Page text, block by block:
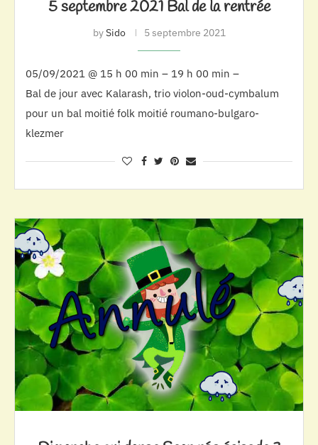
5 septembre 2021 Bal de la rentrée
bySido 5 septembre 2021
05/09/2021 @ 15 h 00 min – 19 h 00 min –
Bal de jour avec Kalarash, trio violon-oud-cymbalum
pour un bal moitié folk moitié roumano-bulgaro-
klezmer